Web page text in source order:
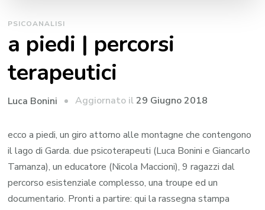
PSICOANALISI
a piedi | percorsi
terapeutici
Luca Bonini Aggiornato il29 Giugno 2018
ecco a piedi, un giro attorno alle montagne che contengono
il lago di Garda. due psicoterapeuti (Luca Bonini e Giancarlo
Tamanza), un educatore (Nicola Maccioni), 9 ragazzi dal
percorso esistenziale complesso, una troupe ed un
documentario. Pronti a partire: qui la rassegna stampa